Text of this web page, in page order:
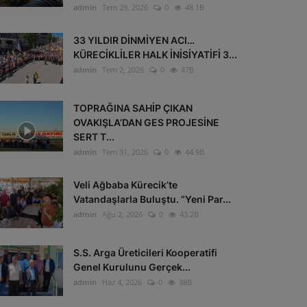
admin Tem 29, 2026 0 48.1B
33 YILDIR DİNMİYEN ACI…
KÜRECİKLİLER HALK İNİSİYATİFİ 3...
admin Tem 2, 2026 0 47B
TOPRAĞINA SAHİP ÇIKAN
OVAKIŞLA’DAN GES PROJESİNE
SERT T...
admin Tem 31, 2026 0 44.9B
Veli Ağbaba Kürecik’te
Vatandaşlarla Buluştu. “Yeni Par...
admin Ağu 2, 2026 0 43.2B
S.S. Arga Üreticileri Kooperatifi
Genel Kurulunu Gerçek...
admin Haz 4, 2026 0 38B